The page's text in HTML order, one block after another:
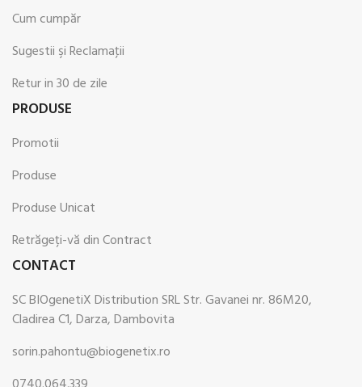
Cum cumpăr
Sugestii şi Reclamaţii
Retur in 30 de zile
PRODUSE
Promotii
Produse
Produse Unicat
Retrăgeți-vă din Contract
CONTACT
SC BIOgenetiX Distribution SRL Str. Gavanei nr. 86M20,
Cladirea C1, Darza, Dambovita
sorin.pahontu@biogenetix.ro